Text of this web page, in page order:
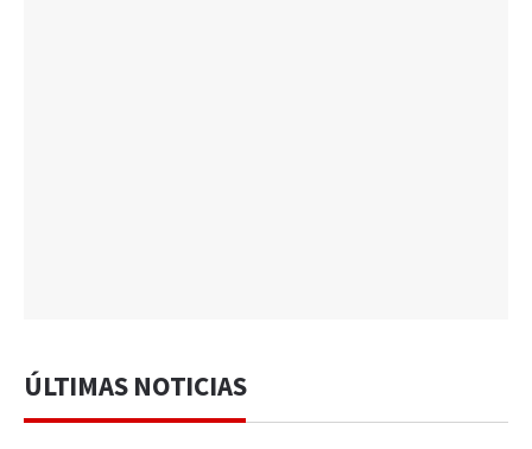
ÚLTIMAS NOTICIAS